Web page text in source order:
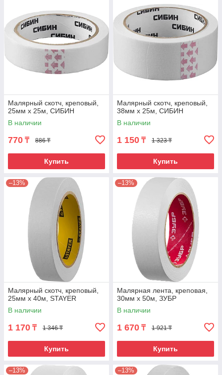
Малярный скотч, креповый,
25мм х 25м, CИБИН
В наличии
770 ₸ 886 ₸
Купить
Малярный скотч, креповый,
38мм х 25м, CИБИН
В наличии
1 150 ₸ 1 323 ₸
Купить
–13%
Малярный скотч, креповый,
25мм х 40м, STAYER
В наличии
1 170 ₸ 1 346 ₸
Купить
–13%
Малярная лента, креповая,
30мм х 50м, ЗУБР
В наличии
1 670 ₸ 1 921 ₸
Купить
–13% –13%